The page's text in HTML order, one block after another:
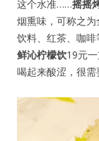
这个水准……摇摇
烟熏味，可称之
饮料、红茶、咖
鲜沁柠檬饮19元
喝起来酸涩，很